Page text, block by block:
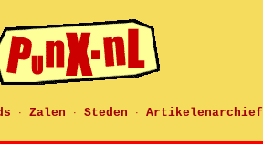
· Zalen · Steden · Artikelenarchief